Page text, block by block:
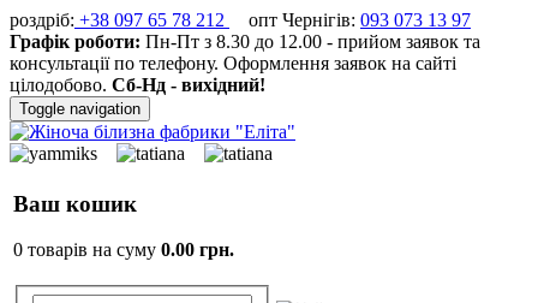
роздріб: +38 097 65 78 212 опт Чернігів: 093 073 13 97
Графік роботи: Пн-Пт з 8.30 до 12.00 - прийом заявок та
консультації по телефону. Оформлення заявок на сайті
цілодобово. Сб-Нд - вихідний!
Toggle navigation
Ваш кошик
0 товарів на суму 0.00 грн.